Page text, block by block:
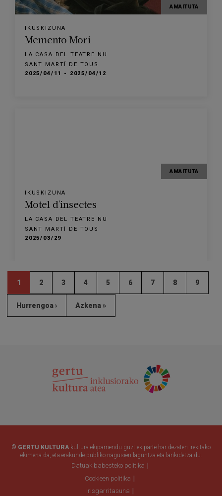
AMAITUTA
IKUSKIZUNA
Memento Mori
LA CASA DEL TEATRE NU
SANT MARTÍ DE TOUS
2025/04/11 - 2025/04/12
AMAITUTA
IKUSKIZUNA
Motel d'insectes
LA CASA DEL TEATRE NU
SANT MARTÍ DE TOUS
2025/03/29
1 2 3 4 5 6 7 8 9
Hurrengoa › Azkena »
© GERTU KULTURA kultura-ekipamendu guztiek parte har dezaten irekitako
ekimena da, eta erakunde publiko nagusien laguntza eta lankidetza du.
Datuak babesteko politika
Cookieen politika
Irisgarritasuna